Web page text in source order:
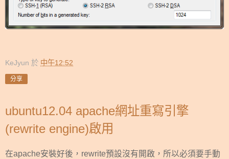
KeJyun 於 中午12:52
分享
ubuntu12.04 apache網址重寫引擎
(rewrite engine)啟用
在apache安裝好後，rewrite預設沒有開啟，所以必須要手動